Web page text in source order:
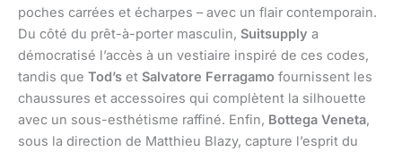
poches carrées et écharpes – avec un flair contemporain.
Du côté du prêt-à-porter masculin, Suitsupply a
démocratisé l’accès à un vestiaire inspiré de ces codes,
tandis que Tod’s et Salvatore Ferragamo fournissent les
chaussures et accessoires qui complètent la silhouette
avec un sous-esthétisme raffiné. Enfin, Bottega Veneta,
sous la direction de Matthieu Blazy, capture l’esprit du